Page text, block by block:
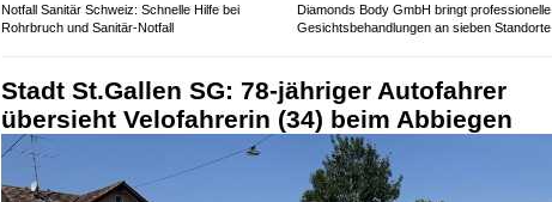
Notfall Sanitär Schweiz: Schnelle Hilfe bei
Rohrbruch und Sanitär-Notfall
Diamonds Body GmbH bringt professionelle
Gesichtsbehandlungen an sieben Standorte
Stadt St.Gallen SG: 78-jähriger Autofahrer
übersieht Velofahrerin (34) beim Abbiegen